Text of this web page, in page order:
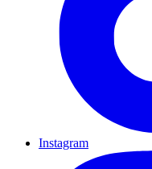
Instagram